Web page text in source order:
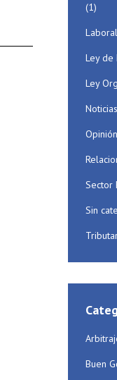
(1)
Laboral
Ley de
Ley
Noticias
Opinión
Sector
Sin
Buen